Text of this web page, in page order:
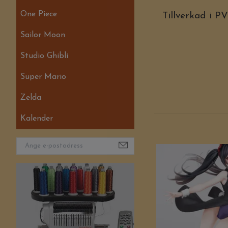
One Piece
Sailor Moon
Studio Ghibli
Super Mario
Zelda
Kalender
Tillverkad i